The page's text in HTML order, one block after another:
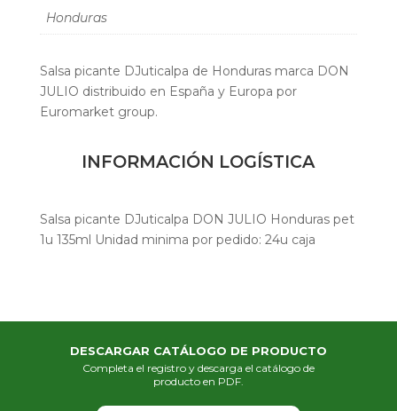
Honduras
Salsa picante DJuticalpa de Honduras marca DON
JULIO distribuido en España y Europa por
Euromarket group.
INFORMACIÓN LOGÍSTICA
Salsa picante DJuticalpa DON JULIO Honduras pet
1u 135ml Unidad minima por pedido: 24u caja
DESCARGAR CATÁLOGO DE PRODUCTO
Completa el registro y descarga el catálogo de
producto en PDF.